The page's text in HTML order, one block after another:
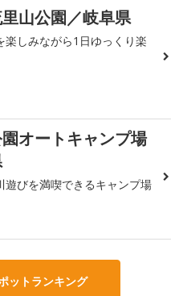
山公園／岐阜県
楽しみながら1日ゆっくり楽
オートキャンプ場
遊びを満喫できるキャンプ場
ットランキング